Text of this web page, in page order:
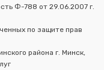
Ф-788 от 29.06.2007 г.
по защите прав
района г. Минск,